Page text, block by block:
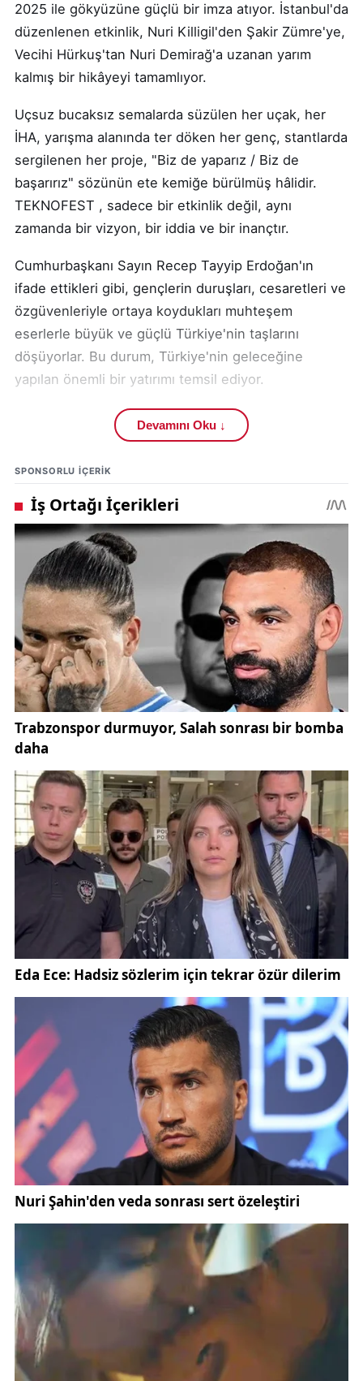
2025 ile gökyüzüne güçlü bir imza atıyor. İstanbul'da
düzenlenen etkinlik, Nuri Killigil'den Şakir Zümre'ye,
Vecihi Hürkuş'tan Nuri Demirağ'a uzanan yarım
kalmış bir hikâyeyi tamamlıyor.
Uçsuz bucaksız semalarda süzülen her uçak, her
İHA, yarışma alanında ter döken her genç, stantlarda
sergilenen her proje, "Biz de yaparız / Biz de
başarırız" sözünün ete kemiğe bürülmüş hâlidir.
TEKNOFEST , sadece bir etkinlik değil, aynı
zamanda bir vizyon, bir iddia ve bir inançtır.
Cumhurbaşkanı Sayın Recep Tayyip Erdoğan'ın
ifade ettikleri gibi, gençlerin duruşları, cesaretleri ve
özgüvenleriyle ortaya koydukları muhteşem
eserlerle büyük ve güçlü Türkiye'nin taşlarını
döşüyorlar. Bu durum, Türkiye'nin geleceğine
yapılan önemli bir yatırımı temsil ediyor.
TEKNOFEST'in mimarı ve gençlerin ilham kaynağı
Selçuk Bayraktar, bu büyük başarısından dolayı
gönülden tebrik ediliyor. Bayraktar'ın liderliğinde,
gençlerin teknolojiye olan ilgisi ve yetenekleri
desteklenerek, Türkiye'nin teknolojik alanda
yükselişi hızlandırılıyor.
Teknofest kuşağı gençlerimizle gurur duyuyoruz.
Etkinlikte sergilenen projeler ve gençlerin gösterdiği
başarılar, Türkiye'nin geleceği için umut verici bir
tablo çiziyor.
Devamını Oku ↓
SPONSORLU IÇERIK